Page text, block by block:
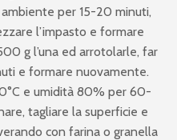
per 15-20 minuti,
l’impasto e formare
g l’una ed arrotolarle, far
e formare nuovamente.
e umidità 80% per 60-
tagliare la superficie e
con farina o granella